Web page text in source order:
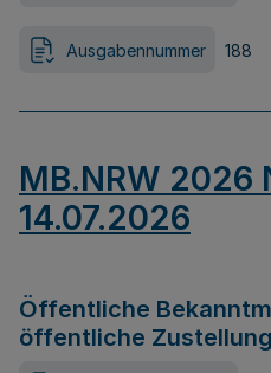
Ausgabennummer 188
MB.NRW 2026
14.07.2026
Öffentliche
öffentliche Zustellung